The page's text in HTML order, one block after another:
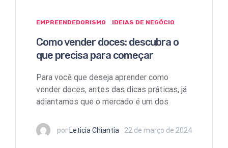
EMPREENDEDORISMO IDEIAS DE NEGÓCIO
Como vender doces: descubra o
que precisa para começar
Para você que deseja aprender como
vender doces, antes das dicas práticas, já
adiantamos que o mercado é um dos
por Leticia Chiantia 22 de março de 2024